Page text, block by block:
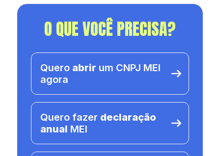
O QUE VOCÊ PRECISA?
Quero abrir um CNPJ MEI
agora
Quero fazer declaração
anual MEI